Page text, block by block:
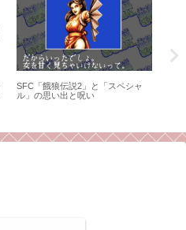
SFC「餓狼伝説2」と「スペシャ
ル」の思い出と呪い